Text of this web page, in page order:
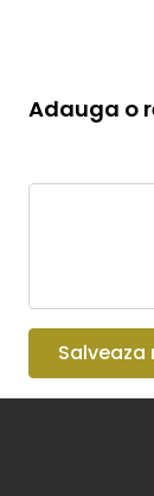
Adauga o
Salveaza